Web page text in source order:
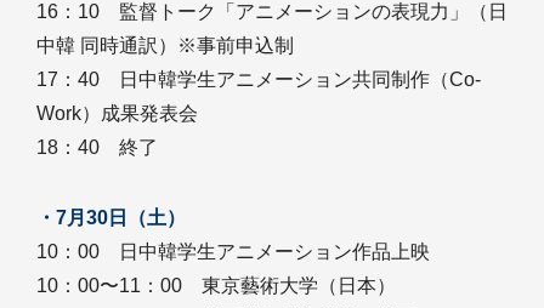
16：10 監督トーク「アニメーションの表現力」（日
中韓 同時通訳）※事前申込制
17：40 日中韓学生アニメーション共同制作（Co-
Work）成果発表会
18：40 終了
・7月30日（土）
10：00 日中韓学生アニメーション作品上映
10：00〜11：00 東京藝術大学（日本）